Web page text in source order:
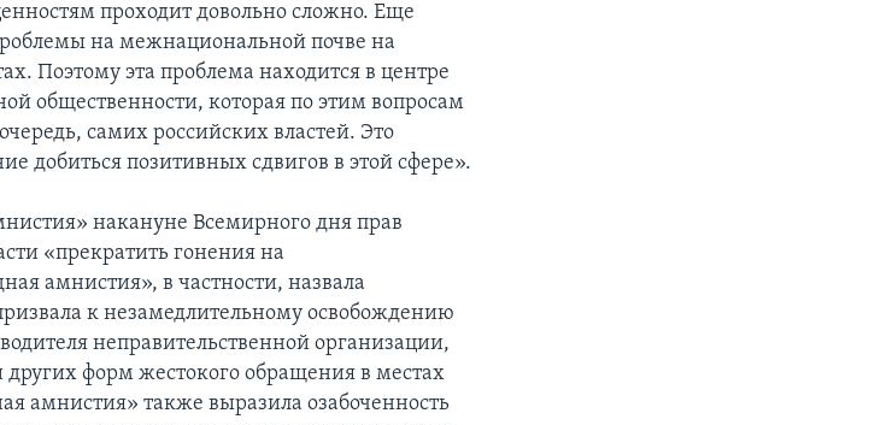
проходит довольно сложно. Еще
на межнациональной почве на
Поэтому эта проблема находится в центре
общественности, которая по этим вопросам
самих российских властей. Это
добиться позитивных сдвигов в этой сфере».
накануне Всемирного дня прав
«прекратить гонения на
амнистия», в частности, назвала
к незамедлительному освобождению
неправительственной организации,
других форм жестокого обращения в местах
амнистия» также выразила озабоченность